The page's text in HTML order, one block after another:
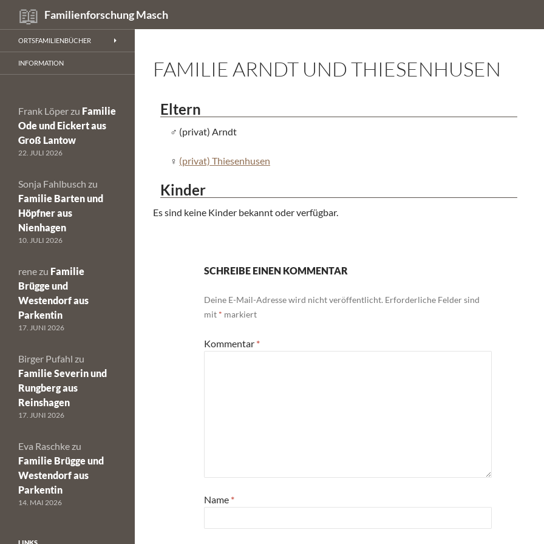
Inhalt
springen
Familienforschung Masch
Suchen
FAMILIE ARNDT UND THIESENHUSEN
Eltern
(privat) Arndt
(privat) Thiesenhusen
Kinder
Es sind keine Kinder bekannt oder verfügbar.
SCHREIBE EINEN KOMMENTAR
Deine E-Mail-Adresse wird nicht veröffentlicht. Erforderliche Felder sind
mit * markiert
Kommentar *
Name *
ORTSFAMILIENBÜCHER
INFORMATION
Frank Löper zu Familie
Ode und Eickert aus
Groß Lantow
22. JULI 2026
Sonja Fahlbusch zu
Familie Barten und
Höpfner aus
Nienhagen
10. JULI 2026
rene zu Familie
Brügge und
Westendorf aus
Parkentin
17. JUNI 2026
Birger Pufahl zu
Familie Severin und
Rungberg aus
Reinshagen
17. JUNI 2026
Eva Raschke zu
Familie Brügge und
Westendorf aus
Parkentin
14. MAI 2026